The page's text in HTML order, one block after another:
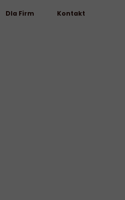
Dla Firm Kontakt